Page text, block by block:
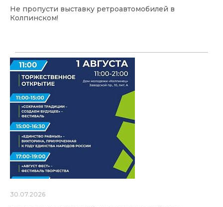
Не пропусти выставку ретроавтомобилей в
Колпинском!
30.07.2026